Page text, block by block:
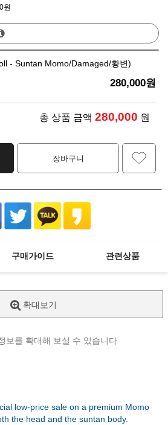
원
- Suntan Momo/Damaged/황변)
280,000원
총 상품 금액 280,000 원
장바구니
구매가이드 관련상품
확대보기
보를 확대해 보실 수 있습니다
low-price sale on a premium Momo
the head and the suntan body.